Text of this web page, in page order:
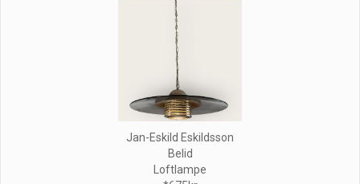
Jan-Eskild Eskildsson
Belid
Loftlampe